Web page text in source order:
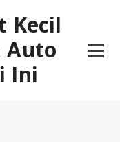
Kecil
Auto
Ini